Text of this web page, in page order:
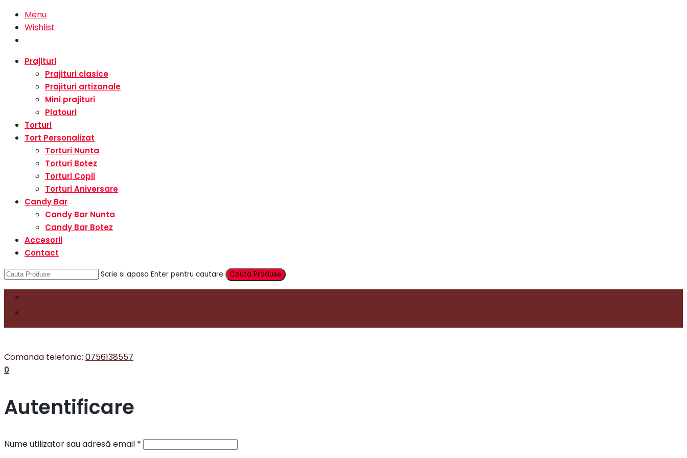
Menu
Wishlist
Prajituri
Prajituri clasice
Prajituri artizanale
Mini prajituri
Platouri
Torturi
Tort Personalizat
Torturi Nunta
Torturi Botez
Torturi Copii
Torturi Aniversare
Candy Bar
Candy Bar Nunta
Candy Bar Botez
Accesorii
Contact
Scrie si apasa Enter pentru cautare
Comanda telefonic: 0756138557
0
Autentificare
Nume utilizator sau adresă email *